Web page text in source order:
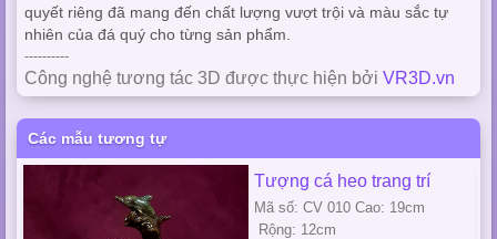
quyết riêng đã mang đến chất lượng vượt trội và màu sắc tự
nhiên của đá quý cho từng sản phẩm.
----------
Công nghệ tương tác 3D được thực hiện bởi VR3D.vn
Các mẫu tương tự
Tượng cá heo trang trí
Mã số: CV 010 Cao: 19cm
Rộng: 12cm